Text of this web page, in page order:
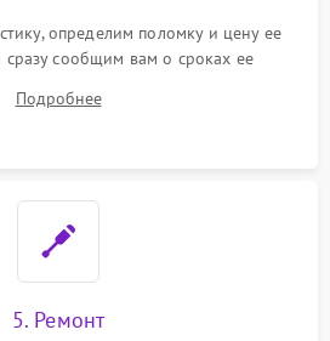
определим поломку и цену ее
сразу сообщим вам о сроках ее
Подробнее
5. Ремонт